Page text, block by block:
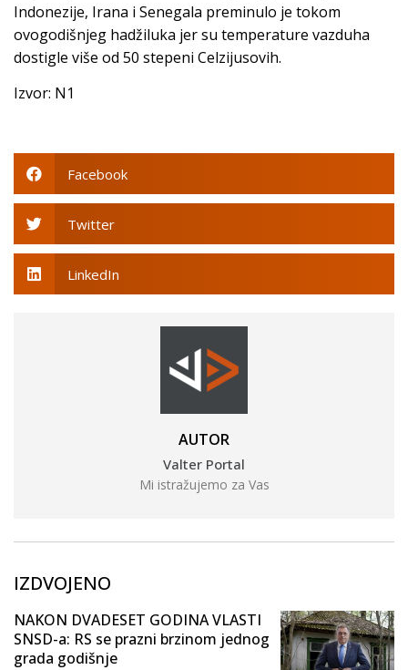
Indonezije, Irana i Senegala preminulo je tokom
ovogodišnjeg hadžiluka jer su temperature vazduha
dostigle više od 50 stepeni Celzijusovih.
Izvor: N1
Facebook
Twitter
LinkedIn
AUTOR
Valter Portal
Mi istražujemo za Vas
IZDVOJENO
NAKON DVADESET GODINA VLASTI
SNSD-a: RS se prazni brzinom jednog
grada godišnje